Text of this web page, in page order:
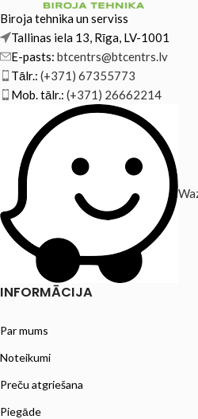
Biroja tehnika un serviss
Tallinas iela 13, Rīga, LV-1001
E-pasts: btcentrs@btcentrs.lv
Tālr.: (+371) 67355773
Mob. tālr.: (+371) 26662214
INFORMĀCIJA
Par mums
Noteikumi
Preču atgriešana
Piegāde